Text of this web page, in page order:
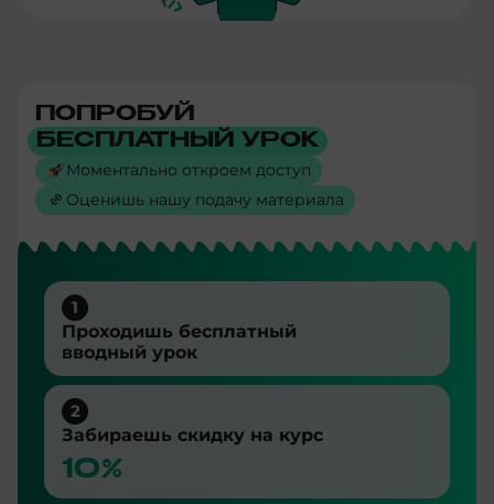
ПОПРОБУЙ
БЕСПЛАТНЫЙ УРОК
Моментально откроем доступ
Оценишь нашу подачу материала
1
Проходишь бесплатный
вводный урок
2
Забираешь скидку на курс
10%